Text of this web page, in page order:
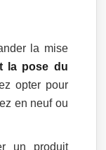
la mise
la pose du
opter pour
en neuf ou
un produit